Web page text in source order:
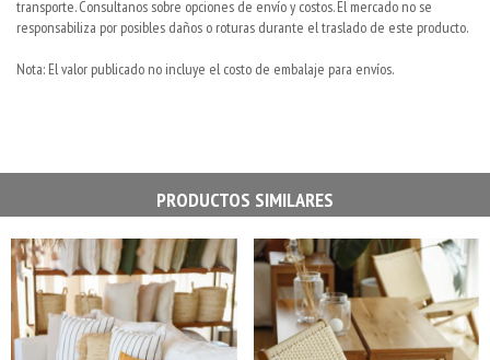
transporte. Consultanos sobre opciones de envío y costos. El mercado no se
responsabiliza por posibles daños o roturas durante el traslado de este producto.
Nota: El valor publicado no incluye el costo de embalaje para envíos.
PRODUCTOS SIMILARES